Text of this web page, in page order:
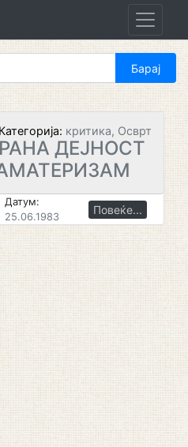
Категорија: критика, Осврт
ДЕЈНОСТ
Датум:
25.06.1983
Повеќе...